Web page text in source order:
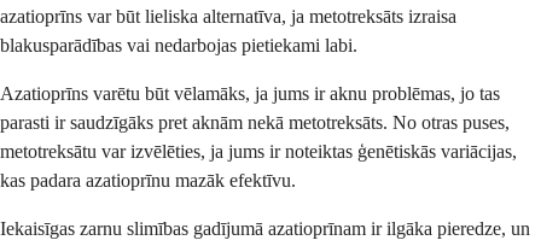
azatioprīns var būt lieliska alternatīva, ja metotreksāts izraisa
blakusparādības vai nedarbojas pietiekami labi.
Azatioprīns varētu būt vēlamāks, ja jums ir aknu problēmas, jo tas
parasti ir saudzīgāks pret aknām nekā metotreksāts. No otras puses,
metotreksātu var izvēlēties, ja jums ir noteiktas ģenētiskās variācijas,
kas padara azatioprīnu mazāk efektīvu.
Iekaisīgas zarnu slimības gadījumā azatioprīnam ir ilgāka pieredze, un